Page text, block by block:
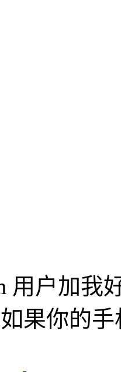
用户加我
果你的